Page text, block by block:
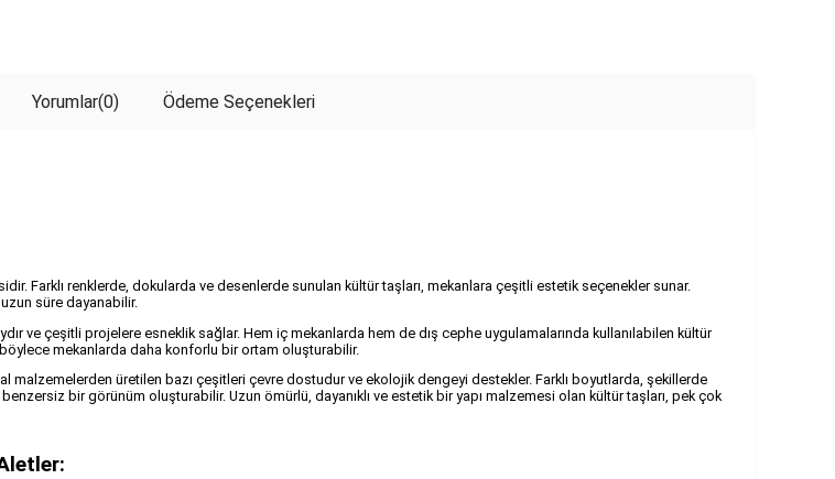
Yorumlar(0) Ödeme Seçenekleri
Farklı renklerde, dokularda ve desenlerde sunulan kültür taşları, mekanlara çeşitli estetik seçenekler sunar.
uzun süre dayanabilir.
ve çeşitli projelere esneklik sağlar. Hem iç mekanlarda hem de dış cephe uygulamalarında kullanılabilen kültür
böylece mekanlarda daha konforlu bir ortam oluşturabilir.
malzemelerden üretilen bazı çeşitleri çevre dostudur ve ekolojik dengeyi destekler. Farklı boyutlarda, şekillerde
bir görünüm oluşturabilir. Uzun ömürlü, dayanıklı ve estetik bir yapı malzemesi olan kültür taşları, pek çok